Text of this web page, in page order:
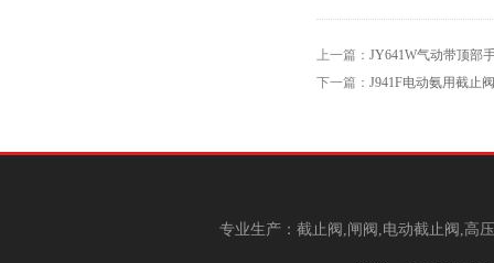
上一篇： JY641W气动带顶部
下一篇： J941F电动氨用截止阀
专业生产：截止阀,闸阀,电动截止阀,高